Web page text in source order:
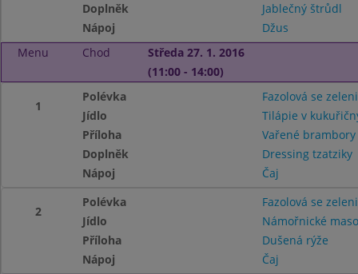
Doplněk
Jablečný štrůdl
Nápoj
Džus
Menu
Chod
Středa 27. 1. 2016
(11:00 - 14:00)
1
Polévka
Fazolová se
Jídlo
Tilápie v
Příloha
Vařené
Doplněk
Dressing tzatziky
Nápoj
Čaj
2
Polévka
Fazolová se
Jídlo
Námořnické maso
Příloha
Dušená rýže
Nápoj
Čaj